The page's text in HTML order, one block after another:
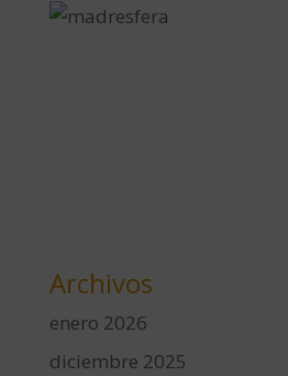
Archivos
enero 2026
diciembre 2025